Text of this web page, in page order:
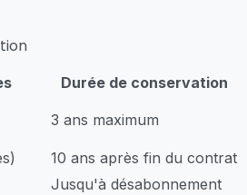
Durée de conservation
3 ans maximum
10 ans après fin du contrat
Jusqu'à désabonnement